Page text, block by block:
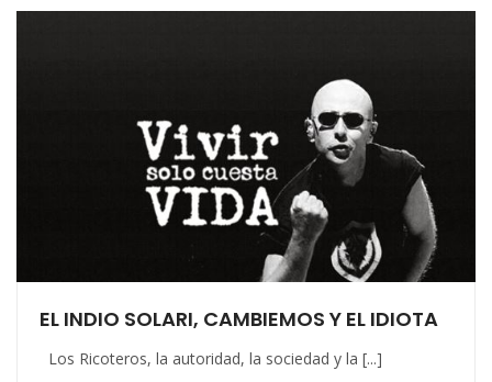
EL INDIO SOLARI, CAMBIEMOS Y EL IDIOTA
Los Ricoteros, la autoridad, la sociedad y la [...]